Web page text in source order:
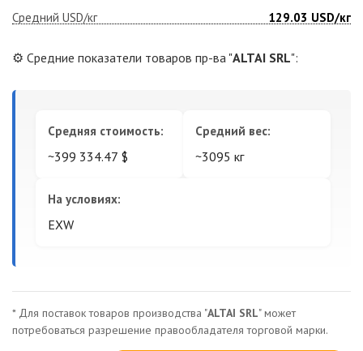
Средний USD/кг
129.03 USD/кг
⚙️ Средние показатели товаров пр-ва "ALTAI SRL":
Средняя стоимость:
~399 334.47 $
Средний вес:
~3095 кг
На условиях:
EXW
* Для поставок товаров производства "ALTAI SRL" может
потребоваться разрешение правообладателя торговой марки.